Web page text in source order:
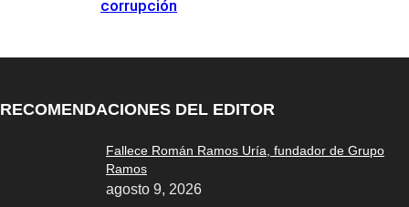
corrupción
RECOMENDACIONES DEL EDITOR
Fallece Román Ramos Uría, fundador de Grupo
Ramos
agosto 9, 2026